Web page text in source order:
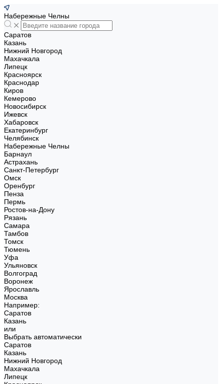
Набережные Челны
Саратов
Казань
Нижний Новгород
Махачкала
Липецк
Красноярск
Краснодар
Киров
Кемерово
Новосибирск
Ижевск
Хабаровск
Екатеринбург
Челябинск
Набережные Челны
Барнаул
Астрахань
Санкт-Петербург
Омск
Оренбург
Пенза
Пермь
Ростов-на-Дону
Рязань
Самара
Тамбов
Томск
Тюмень
Уфа
Ульяновск
Волгоград
Воронеж
Ярославль
Москва
Например:
Саратов
Казань
или
Выбрать автоматически
Саратов
Казань
Нижний Новгород
Махачкала
Липецк